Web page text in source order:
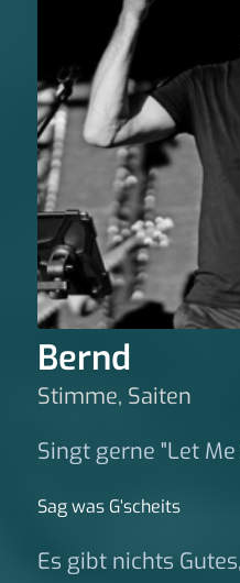
Bernd
Stimme, Saiten
Singt gerne "Let
Sag was G‘scheits
Es gibt nichts